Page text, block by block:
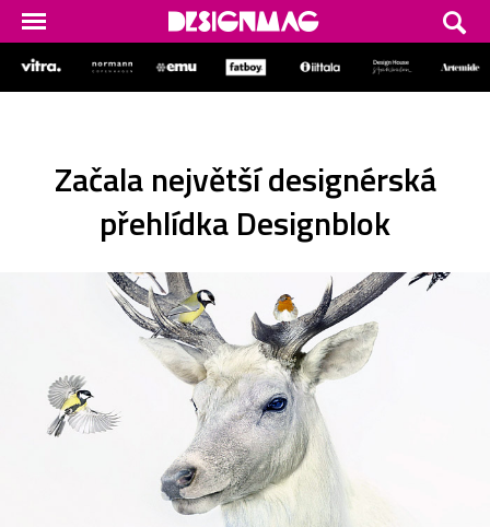
Začala největší designérská
přehlídka Designblok